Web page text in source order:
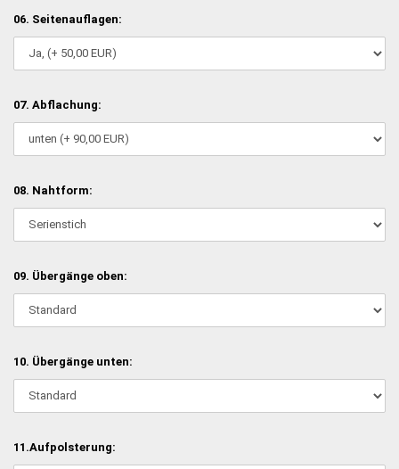
06. Seitenauflagen:
07. Abflachung:
08. Nahtform:
09. Übergänge oben:
10. Übergänge unten:
11.Aufpolsterung: